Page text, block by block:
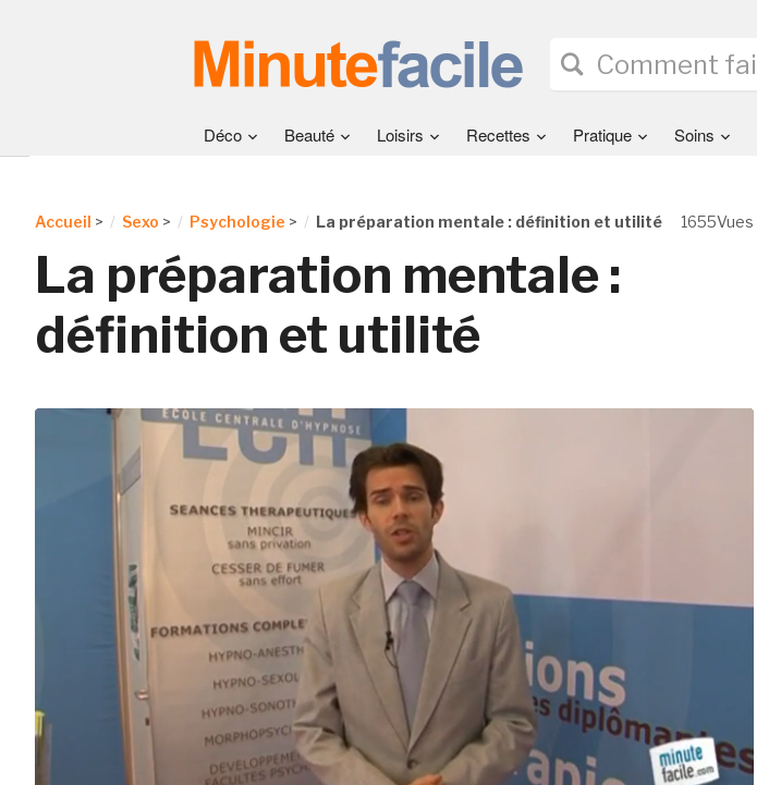
Déco Beauté Loisirs Recettes Pratique Soins
1655Vues
Accueil > Sexo > Psychologie > La préparation mentale : définition et utilité
La préparation mentale :
définition et utilité